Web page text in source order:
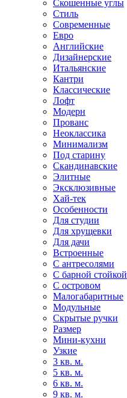
Скошенные углы
Стиль
Современные
Евро
Английские
Дизайнерские
Итальянские
Кантри
Классические
Лофт
Модерн
Прованс
Неоклассика
Минимализм
Под старину
Скандинавские
Элитные
Эксклюзивные
Хай-тек
Особенности
Для студии
Для хрущевки
Для дачи
Встроенные
С антресолями
С барной стойкой
С островом
Малогабаритные
Модульные
Скрытые ручки
Размер
Мини-кухни
Узкие
3 кв. м.
5 кв. м.
6 кв. м.
9 кв. м.